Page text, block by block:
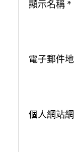
顯示名稱 *
電子郵件
個人網站